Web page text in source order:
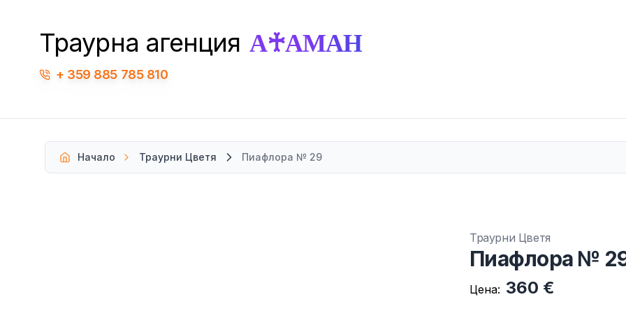
Траурна агенция А♰АМАН
359 885 785 810
Начало Траурни Цветя Пиафлора № 29
Траурни Цветя
Пиафлора №
Цена: 360 €